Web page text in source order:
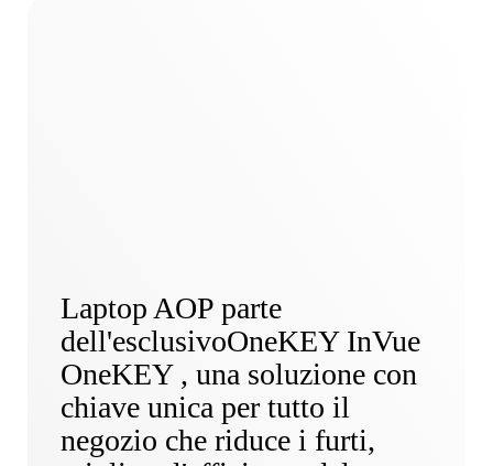
Laptop AOP parte
dell'esclusivoOneKEY InVue
OneKEY , una soluzione con
chiave unica per tutto il
negozio che riduce i furti,